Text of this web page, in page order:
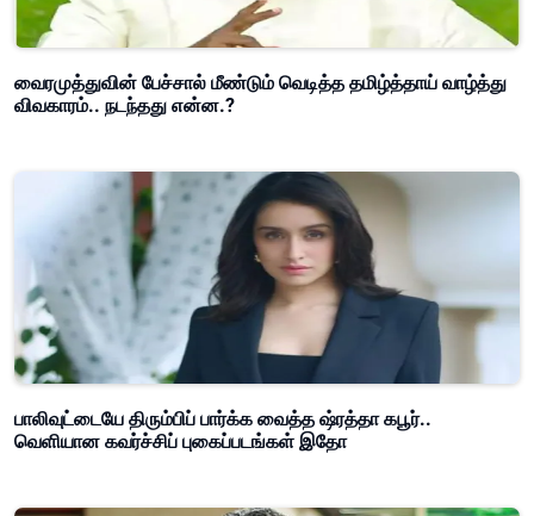
வைரமுத்துவின் பேச்சால் மீண்டும் வெடித்த தமிழ்த்தாய் வாழ்த்து
விவகாரம்.. நடந்தது என்ன.?
பாலிவுட்டையே திரும்பிப் பார்க்க வைத்த ஷ்ரத்தா கபூர்..
வெளியான கவர்ச்சிப் புகைப்படங்கள் இதோ